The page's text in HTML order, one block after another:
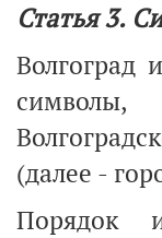
Статья 3.
Волгоград
(далее -
Порядок